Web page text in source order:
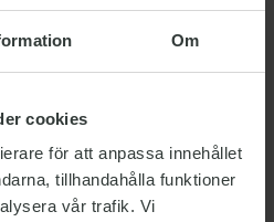
Om
cookies
för att anpassa innehållet
tillhandahålla funktioner
vår trafik. Vi
rec@cphhostel.dk
Öppet 24 timmar om